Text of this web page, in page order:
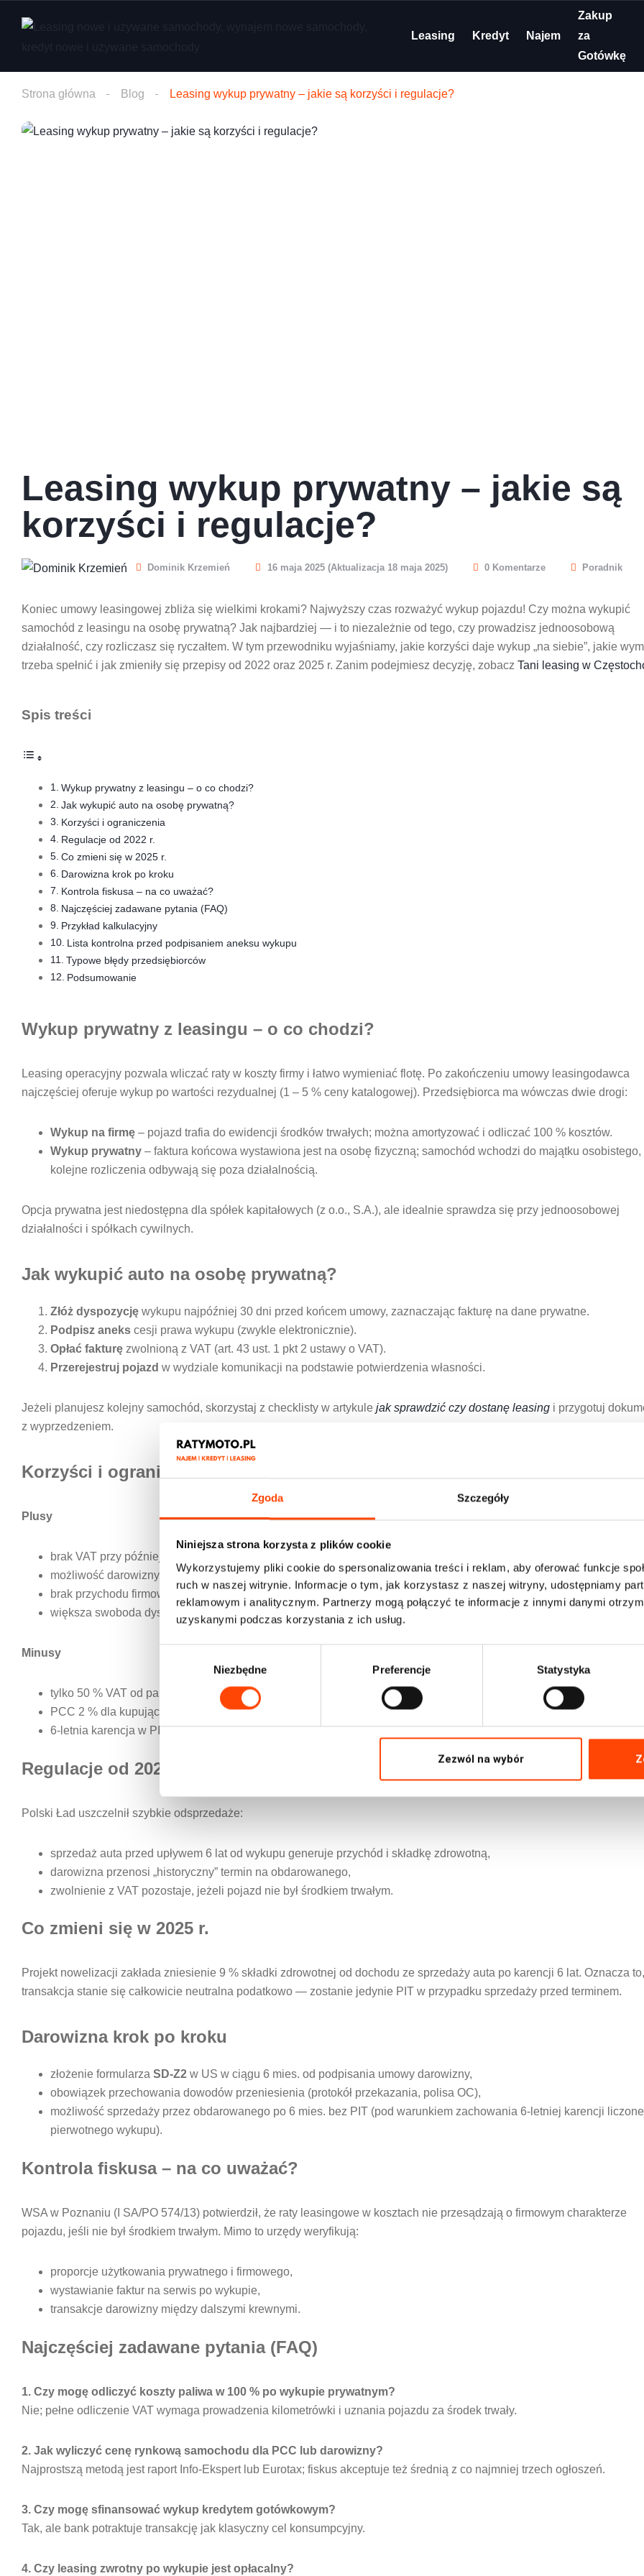
Zgoda Szczegóły
Niniejsza strona korzysta z plików cookie
Wykorzystujemy pliki cookie do spersonalizowania treści i reklam, aby oferować funkcje
ruch w naszej witrynie. Informacje o tym, jak korzystasz z naszej witryny, udostępniamy
reklamowym i analitycznym. Partnerzy mogą połączyć te informacje z innymi danymi
uzyskanymi podczas korzystania z ich usług.
o
y
Niezbędne Preferencje Statystyka
Zezwól na wybór
Leasing Kredyt Najem
Zakup
za
Gotówkę
Strona główna Blog Leasing wykup prywatny – jakie są korzyści i regulacje?
Leasing wykup prywatny – jakie są
korzyści i regulacje?
Dominik Krzemień 16 maja 2025 (Aktualizacja 18 maja 2025) 0 Komentarze Poradnik
Koniec umowy leasingowej zbliża się wielkimi krokami? Najwyższy czas rozważyć wykup pojazdu! Czy można wykupić
samochód z leasingu na osobę prywatną? Jak najbardziej — i to niezależnie od tego, czy prowadzisz jednoosobową
działalność, czy rozliczasz się ryczałtem. W tym przewodniku wyjaśniamy, jakie korzyści daje wykup „na siebie”, jakie
trzeba spełnić i jak zmieniły się przepisy od 2022 oraz 2025 r. Zanim podejmiesz decyzję, zobacz Tani leasing w
Spis treści
Wykup prywatny z leasingu – o co chodzi?
Jak wykupić auto na osobę prywatną?
Korzyści i ograniczenia
Regulacje od 2022 r.
Co zmieni się w 2025 r.
Darowizna krok po kroku
Kontrola fiskusa – na co uważać?
Najczęściej zadawane pytania (FAQ)
Przykład kalkulacyjny
Lista kontrolna przed podpisaniem aneksu wykupu
Typowe błędy przedsiębiorców
Podsumowanie
Wykup prywatny z leasingu – o co chodzi?
Leasing operacyjny pozwala wliczać raty w koszty firmy i łatwo wymieniać flotę. Po zakończeniu umowy leasingodawca
najczęściej oferuje wykup po wartości rezydualnej (1 – 5 % ceny katalogowej). Przedsiębiorca ma wówczas dwie drogi:
Wykup na firmę – pojazd trafia do ewidencji środków trwałych; można amortyzować i odliczać 100 % kosztów.
Wykup prywatny – faktura końcowa wystawiona jest na osobę fizyczną; samochód wchodzi do majątku osobistego,
kolejne rozliczenia odbywają się poza działalnością.
Opcja prywatna jest niedostępna dla spółek kapitałowych (z o.o., S.A.), ale idealnie sprawdza się przy jednoosobowej
działalności i spółkach cywilnych.
Jak wykupić auto na osobę prywatną?
Złóż dyspozycję wykupu najpóźniej 30 dni przed końcem umowy, zaznaczając fakturę na dane prywatne.
Podpisz aneks cesji prawa wykupu (zwykle elektronicznie).
Opłać fakturę zwolnioną z VAT (art. 43 ust. 1 pkt 2 ustawy o VAT).
Przerejestruj pojazd w wydziale komunikacji na podstawie potwierdzenia własności.
Jeżeli planujesz kolejny samochód, skorzystaj z checklisty w artykule jak sprawdzić czy dostanę leasing i przygotuj
z wyprzedzeniem.
Korzyści i ograniczenia
Plusy
brak VAT przy późniejszej sprzedaży,
możliwość darowizny w zerowej grupie podatkowej,
brak przychodu firmowego z tytułu wykupu,
większa swoboda dysponowania autem.
Minusy
tylko 50 % VAT od paliwa i serwisu,
PCC 2 % dla kupującego przy sprzedaży,
6-letnia karencja w PIT od 2022 r.
Regulacje od 2022 r.
Polski Ład uszczelnił szybkie odsprzedaże:
sprzedaż auta przed upływem 6 lat od wykupu generuje przychód i składkę zdrowotną,
darowizna przenosi „historyczny” termin na obdarowanego,
zwolnienie z VAT pozostaje, jeżeli pojazd nie był środkiem trwałym.
Co zmieni się w 2025 r.
Projekt nowelizacji zakłada zniesienie 9 % składki zdrowotnej od dochodu ze sprzedaży auta po karencji 6 lat. Oznacza
transakcja stanie się całkowicie neutralna podatkowo — zostanie jedynie PIT w przypadku sprzedaży przed terminem.
Darowizna krok po kroku
złożenie formularza SD-Z2 w US w ciągu 6 mies. od podpisania umowy darowizny,
obowiązek przechowania dowodów przeniesienia (protokół przekazania, polisa OC),
możliwość sprzedaży przez obdarowanego po 6 mies. bez PIT (pod warunkiem zachowania 6-letniej karencji
pierwotnego wykupu).
Kontrola fiskusa – na co uważać?
WSA w Poznaniu (I SA/PO 574/13) potwierdził, że raty leasingowe w kosztach nie przesądzają o firmowym charakterze
pojazdu, jeśli nie był środkiem trwałym. Mimo to urzędy weryfikują:
proporcje użytkowania prywatnego i firmowego,
wystawianie faktur na serwis po wykupie,
transakcje darowizny między dalszymi krewnymi.
Najczęściej zadawane pytania (FAQ)
1. Czy mogę odliczyć koszty paliwa w 100 % po wykupie prywatnym?
Nie; pełne odliczenie VAT wymaga prowadzenia kilometrówki i uznania pojazdu za środek trwały.
2. Jak wyliczyć cenę rynkową samochodu dla PCC lub darowizny?
Najprostszą metodą jest raport Info-Ekspert lub Eurotax; fiskus akceptuje też średnią z co najmniej trzech ogłoszeń.
3. Czy mogę sfinansować wykup kredytem gotówkowym?
Tak, ale bank potraktuje transakcję jak klasyczny cel konsumpcyjny.
4. Czy leasing zwrotny po wykupie jest opłacalny?